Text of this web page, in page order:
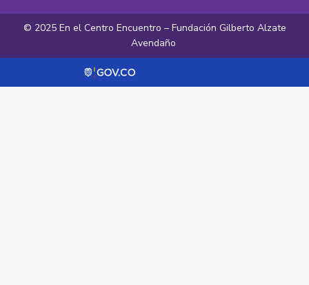
© 2025 En el Centro Encuentro – Fundación Gilberto Alzate
Avendaño